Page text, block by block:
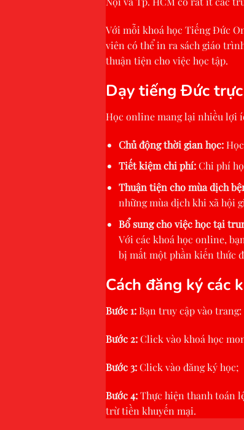
Với mỗi khoá học Tiếng Đức
viên có thể in ra sách giáo
thuận tiện cho việc học tập.
Dạy tiếng Đức
Học online mang lại nhiều lợi
Chủ động thời gian học:Học
Tiết kiệm chi phí:Chi phí
Thuận tiện cho mùa dịch
những mùa dịch khi xã hội
Bổ sung cho việc học tại
Với các khoá học online,
bị mất một phần kiến thức
Cách đăng ký các
Bước 1:Bạn truy cập vào trang:
Bước 2:Click vào khoá học
Bước 3:Click vào đăng ký học;
Bước 4:Thực hiện thanh toán
trừ tiền khuyến mại.